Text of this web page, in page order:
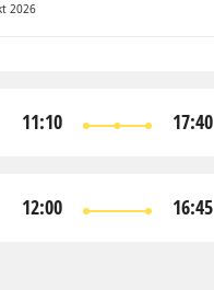
2026
11:10 17:40
12:00 16:45